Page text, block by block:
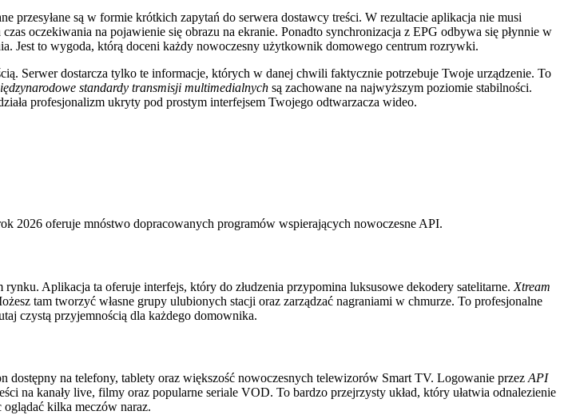
przesyłane są w formie krótkich zapytań do serwera dostawcy treści. W rezultacie aplikacja nie musi
oczekiwania na pojawienie się obrazu na ekranie. Ponadto synchronizacja z EPG odbywa się płynnie w
Jest to wygoda, którą doceni każdy nowoczesny użytkownik domowego centrum rozrywki.
Serwer dostarcza tylko te informacje, których w danej chwili faktycznie potrzebuje Twoje urządzenie. To
standardy transmisji multimedialnych są zachowane na najwyższym poziomie stabilności.
profesjonalizm ukryty pod prostym interfejsem Twojego odtwarzacza wideo.
2026 oferuje mnóstwo dopracowanych programów wspierających nowoczesne API.
Aplikacja ta oferuje interfejs, który do złudzenia przypomina luksusowe dekodery satelitarne. Xtream
tam tworzyć własne grupy ulubionych stacji oraz zarządzać nagraniami w chmurze. To profesjonalne
czystą przyjemnością dla każdego domownika.
dostępny na telefony, tablety oraz większość nowoczesnych telewizorów Smart TV. Logowanie przez API
na kanały live, filmy oraz popularne seriale VOD. To bardzo przejrzysty układ, który ułatwia odnalezienie
kilka meczów naraz.